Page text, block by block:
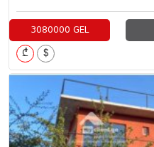
3080000 GEL
₾ $